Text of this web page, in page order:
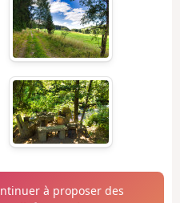
à proposer des